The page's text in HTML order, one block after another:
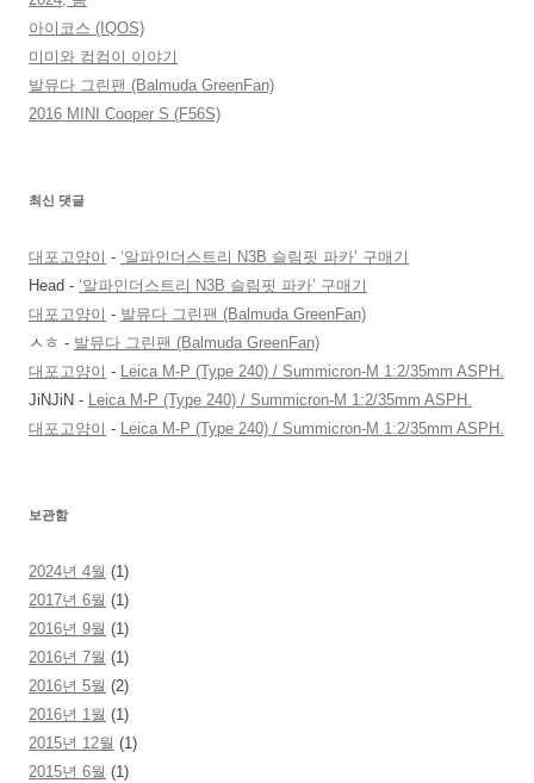
아이코스 (IQOS)
미미와 컴컴이 이야기
발뮤다 그린팬 (Balmuda GreenFan)
2016 MINI Cooper S (F56S)
최신 댓글
대포고양이 - ‘알파인더스트리 N3B 슬림핏 파카’ 구매기
Head - ‘알파인더스트리 N3B 슬림핏 파카’ 구매기
대포고양이 - 발뮤다 그린팬 (Balmuda GreenFan)
ㅅㅎ - 발뮤다 그린팬 (Balmuda GreenFan)
대포고양이 - Leica M-P (Type 240) / Summicron-M 1:2/35mm ASPH.
JiNJiN - Leica M-P (Type 240) / Summicron-M 1:2/35mm ASPH.
대포고양이 - Leica M-P (Type 240) / Summicron-M 1:2/35mm ASPH.
보관함
2024년 4월 (1)
2017년 6월 (1)
2016년 9월 (1)
2016년 7월 (1)
2016년 5월 (2)
2016년 1월 (1)
2015년 12월 (1)
2015년 6월 (1)